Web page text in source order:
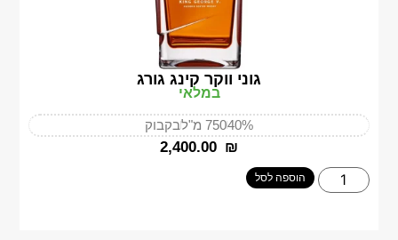
גוני ווקר קינג גורג
במלאי
40%750 מ"ל בקבוק
‎2,400.00 ₪
הוספה לסל